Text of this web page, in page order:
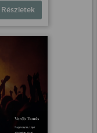
Részletek